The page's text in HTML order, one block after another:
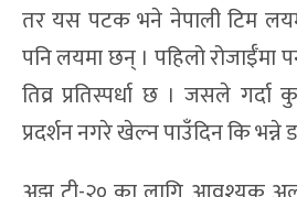
तर यस पटक भने नेपाली टिम
पनि लयमा छन् । पहिलो रोजाईँमा
तिव्र प्रतिस्पर्धा छ । जसले गर्दा
प्रदर्शन नगरे खेल्न पाउँदिन कि